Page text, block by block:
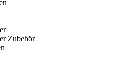
Zubehör